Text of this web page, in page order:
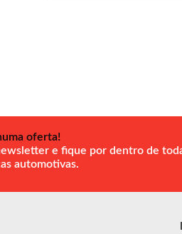
oferta!
e fique por dentro de
automotivas.